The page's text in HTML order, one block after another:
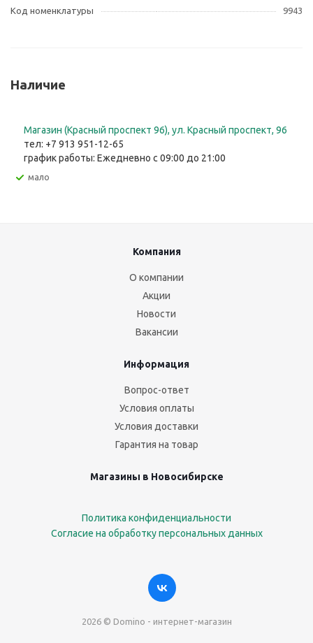
Код номенклатуры 9943
Наличие
Магазин (Красный проспект 96), ул. Красный проспект, 96
тел: +7 913 951-12-65
график работы: Ежедневно с 09:00 до 21:00
Мало
2026 © Domino - интернет-магазин
Компания
О компании
Акции
Новости
Вакансии
Информация
Вопрос-ответ
Условия оплаты
Условия доставки
Гарантия на товар
Магазины в Новосибирске
Политика конфиденциальности
Согласие на обработку персональных данных